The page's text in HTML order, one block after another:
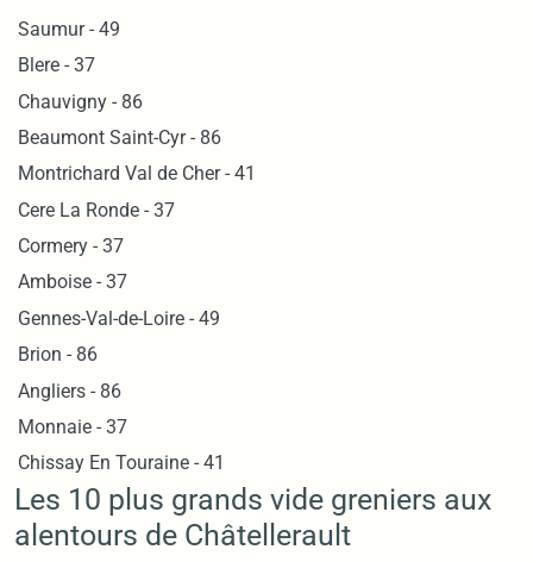
Saumur - 49
Blere - 37
Chauvigny - 86
Beaumont Saint-Cyr - 86
Montrichard Val de Cher - 41
Cere La Ronde - 37
Cormery - 37
Amboise - 37
Gennes-Val-de-Loire - 49
Brion - 86
Angliers - 86
Monnaie - 37
Chissay En Touraine - 41
Les 10 plus grands vide greniers aux
alentours de Châtellerault